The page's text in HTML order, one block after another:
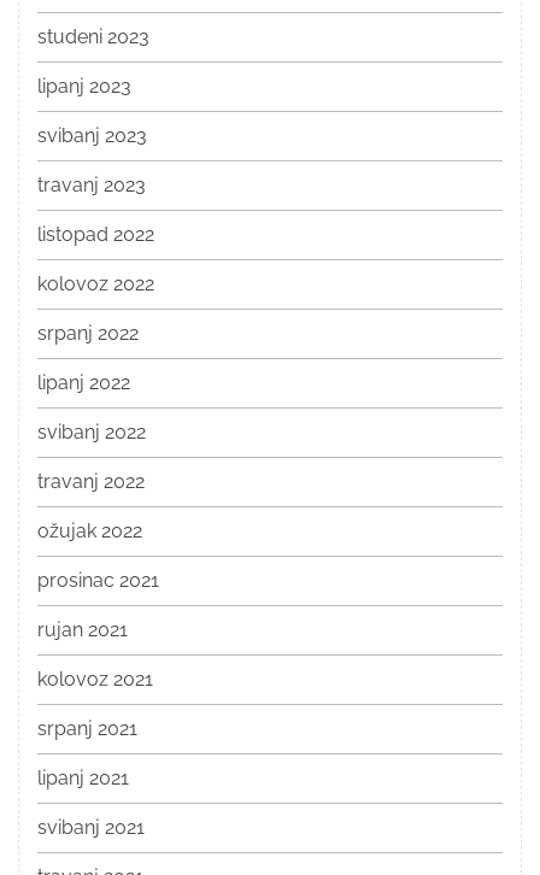
studeni 2023
lipanj 2023
svibanj 2023
travanj 2023
listopad 2022
kolovoz 2022
srpanj 2022
lipanj 2022
svibanj 2022
travanj 2022
ožujak 2022
prosinac 2021
rujan 2021
kolovoz 2021
srpanj 2021
lipanj 2021
svibanj 2021